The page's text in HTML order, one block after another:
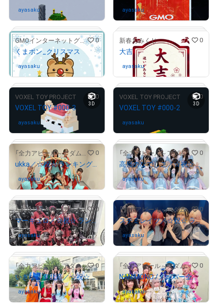
# 174/200
# 19/100
ayasaku さんが保有中
# 259/675
ayasaku さんが保有中
# 21/300
GMOインターネットグループ公式キャラクター「くまポン」 0
くまポン_クリスマス
ayasaku さんが保有中
新春おみくじ 0
大吉
ayasakuさんが保有中
# 163/428
3D
VOXEL TOY PROJECT 0
VOXEL TOY #000-3
ayasaku さんが保有中
# 2/428
3D
VOXEL TOY PROJECT 0
VOXEL TOY #000-2
ayasaku
# 396/2000
「全力アピール～アダムシアター～」NFTストア 0
ukka／☆祝☆ ランキング４位 メンバー全員のサイン入り記念写真
ayasaku さんが保有中
# 17/2000
「全力アピール～アダムシアター～」NFTストア 0
高嶺のなでしこ／☆祝☆ ランキング４位 メンバー全員のサイン入り記念写真
ayasakuさんが保有中
# 1079/2000
「全力アピール～アダムシアター～」NFTストア 0
マーキュロ／☆祝☆ ランキング３位 メンバー全員のサイン入り記念写真
ayasakuさんが保有中
# 214/2000
「全力アピール～アダムシアター～」NFTストア 0
ステミレイツ／☆祝☆ ランキング２位 メンバー全員のサイン入り記念写真
ayasaku さんが保有中
「全力アピール～アダムシアター～」NFTストア 0
いぎなり東北産／☆祝☆ ランキング１位 メンバー全員のサイン入り記念写真
ayasakuさんが保有中
「全力アピール～アダムシアター～」NFTストア 0
NANIMONO /メンバー全員のサイン入り写真
ayasakuさんが保有中